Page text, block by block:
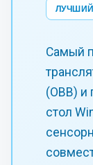
Самый
(OBB) и
стол